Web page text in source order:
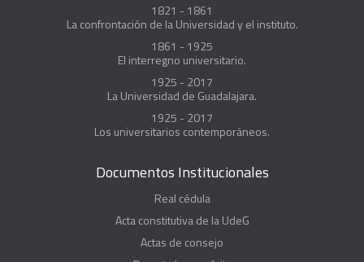
1821 - 1861
La confrontación de la Universidad y el instituto.
1861 - 1925
El interregno universitario.
1925 - 2017
La Universidad de Guadalajara.
1925 - 2017
Los universitarios contemporáneos.
Documentos Institucionales
Real cédula
Acta constitutiva de la UdeG
Actas de consejo